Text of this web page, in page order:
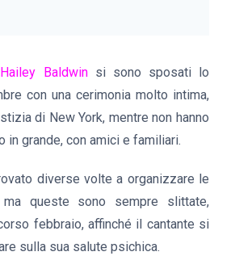
Hailey Baldwinsi sono sposati lo
con una cerimonia molto intima,
di New York, mentre non hanno
in grande, con amici e familiari.
diverse volte a organizzare le
queste sono sempre slittate,
febbraio, affinché il cantante si
sulla sua salute psichica.